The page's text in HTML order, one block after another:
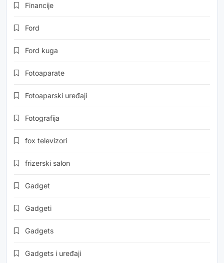
Financije
Ford
Ford kuga
Fotoaparate
Fotoaparski uređaji
Fotografija
fox televizori
frizerski salon
Gadget
Gadgeti
Gadgets
Gadgets i uređaji